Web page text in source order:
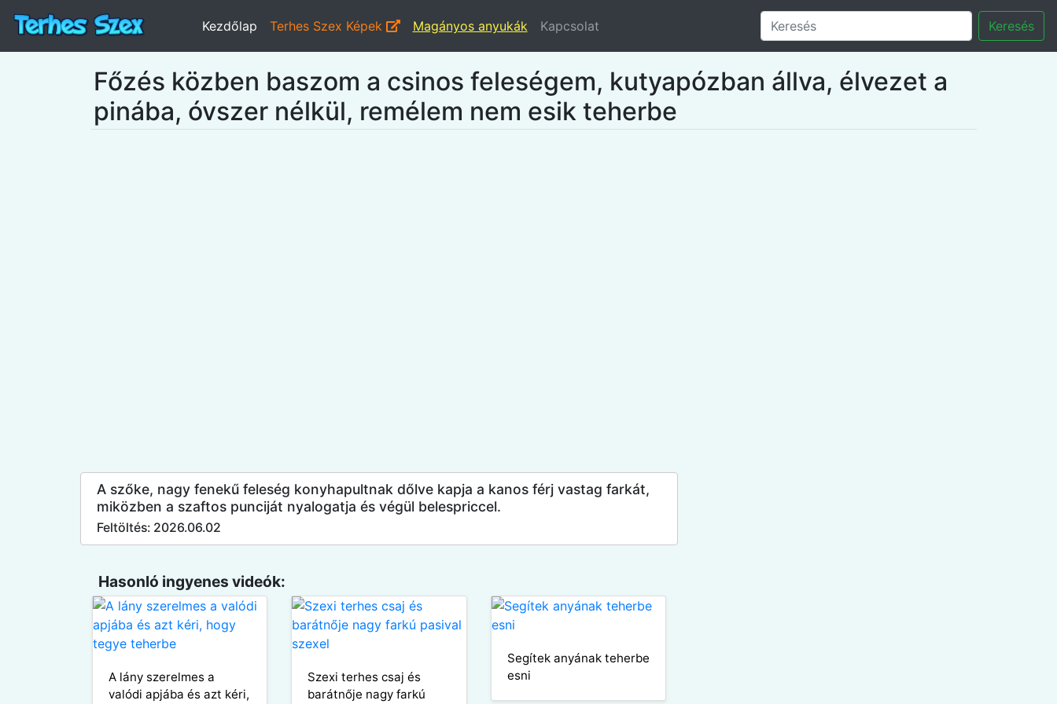
Kezdőlap Terhes Szex Képek Magányos anyukák Kapcsolat Keresés
Főzés közben baszom a csinos feleségem, kutyapózban állva, élvezet a
pinába, óvszer nélkül, remélem nem esik teherbe
A szőke, nagy fenekű feleség konyhapultnak dőlve kapja a kanos férj vastag farkát,
miközben a szaftos punciját nyalogatja és végül belespriccel.
Feltöltés: 2026.06.02
Hasonló ingyenes videók:
A lány szerelmes a
valódi apjába és azt kéri,
Szexi terhes csaj és
barátnője nagy farkú
Segítek anyának teherbe
esni